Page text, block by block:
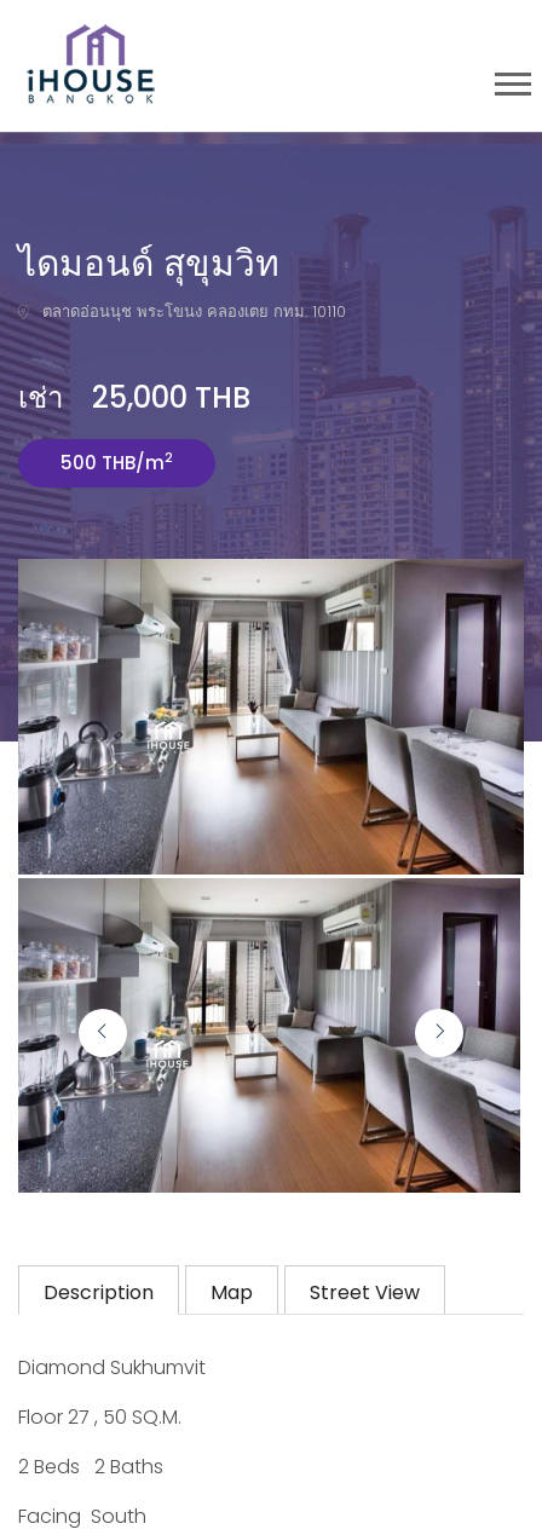
ไดมอนด์ สุขุมวิท
ตลาดอ่อนนุช พระโขนง คลองเตย กทม. 10110
เช่า 25,000 THB
500 THB/m2
Description Map Street View
Diamond Sukhumvit
Floor 27 , 50 SQ.M.
2 Beds 2 Baths
Facing South